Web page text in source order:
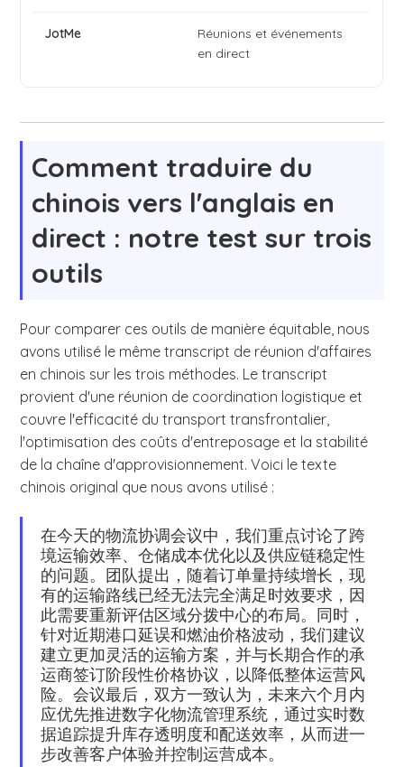
Réunions et événements
en direct
Comment traduire du
chinois vers l'anglais en
direct : notre test sur trois
outils
Pour comparer ces outils de manière équitable, nous
avons utilisé le même transcript de réunion d'affaires
en chinois sur les trois méthodes. Le transcript
provient d'une réunion de coordination logistique et
couvre l'efficacité du transport transfrontalier,
l'optimisation des coûts d'entreposage et la stabilité
de la chaîne d'approvisionnement. Voici le texte
chinois original que nous avons utilisé :
在今天的物流协调会议中，我们重点讨论了跨
境运输效率、仓储成本优化以及供应链稳定性
的问题。团队提出，随着订单量持续增长，现
有的运输路线已经无法完全满足时效要求，因
此需要重新评估区域分拨中心的布局。同时，
针对近期港口延误和燃油价格波动，我们建议
建立更加灵活的运输方案，并与长期合作的承
运商签订阶段性价格协议，以降低整体运营风
险。会议最后，双方一致认为，未来六个月内
应优先推进数字化物流管理系统，通过实时数
据追踪提升库存透明度和配送效率，从而进一
步改善客户体验并控制运营成本。